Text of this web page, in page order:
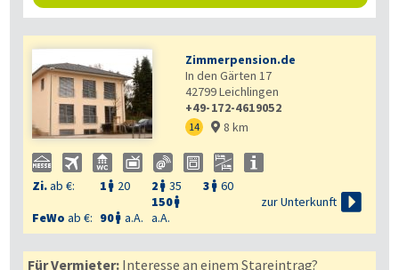
Zimmerpension.de
In den Gärten 17
42799Leichlingen
+49-172-4619052
14  8 km
Zi.ab €: 1  20 2  35 3  60
FeWo ab €: 90 a.A.
150
a.A.
zur Unterkunft 
Für Vermieter: Interesse an einem Stareintrag?